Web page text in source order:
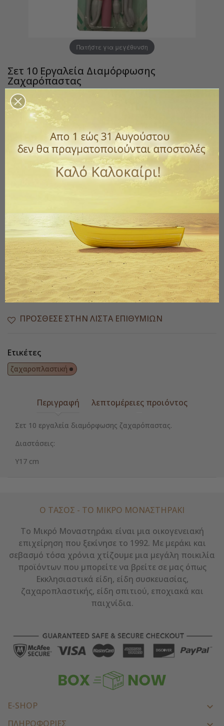
Πατήστε για μεγέθυνση
Σετ 10 Εργαλεία Διαμόρφωσης
Ζαχαρόπαστας
Κωδικός 304-agc101467
3,50 €
Σετ 10 εργαλεία διαμόρφωσης ζαχαρόπαστας.
Ποσότητα
ΑΓΟΡΆ
 Διαθέσιμο
Παράδοση 1 έως 3 ημέρες
ΠΡΌΣΘΕΣΕ ΣΤΗΝ ΛΊΣΤΑ ΕΠΙΘΥΜΙΏΝ
Ετικέτες
ζαχαροπλαστική
Περιγραφή λεπτομέρειες προιόντος
Σετ 10 εργαλεία διαμόρφωσης ζαχαρόπαστας.
Διαστάσεις:
Υ17 cm
Ο ΤΑΣΟΣ - ΤΟ ΜΙΚΡΌ ΜΟΝΑΣΤΗΡΆΚΙ
Το Μικρό Μοναστηράκι είναι μια οικογενειακή
επιχείρηση που ξεκίνησε το 1992. Με μεράκι και
σεβασμό τόσα χρόνια χτίζουμε μια μεγάλη ποικιλία
προϊόντων που μπορείτε να βρείτε σε μας όπως
Εκκλησιαστικά είδη, είδη συσκευασίας,
ζαχαροπλαστικής, είδη σπιτιού, εποχιακά και
παιχνίδια.
E-SHOP 
ΠΛΗΡΟΦΟΡΙΕΣ